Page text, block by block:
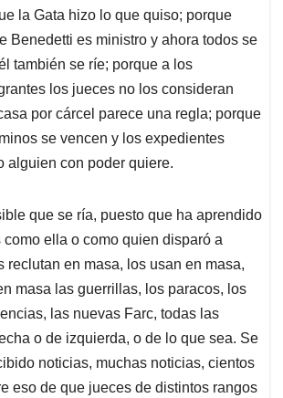
la Gata hizo lo que quiso; porque
Benedetti es ministro y ahora todos se
también se ríe; porque a los
los jueces no los consideran
por cárcel parece una regla; porque
se vencen y los expedientes
alguien con poder quiere.
que se ría, puesto que ha aprendido
ella o como quien disparó a
reclutan en masa, los usan en masa,
masa las guerrillas, los paracos, los
las nuevas Farc, todas las
o de izquierda, o de lo que sea. Se
noticias, muchas noticias, cientos
eso de que jueces de distintos rangos